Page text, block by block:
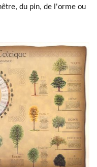
du pin, de l'orme ou